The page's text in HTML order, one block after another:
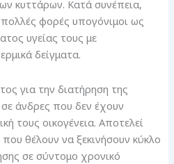
κυττάρων. Κατά συνέπεια,
πολλές φορές υπογόνιμοι ως
υγείας τους με
δείγματα.
για την διατήρηση της
άνδρες που δεν έχουν
τους οικογένεια. Αποτελεί
θέλουν να ξεκινήσουν κύκλο
σε σύντομο χρονικό